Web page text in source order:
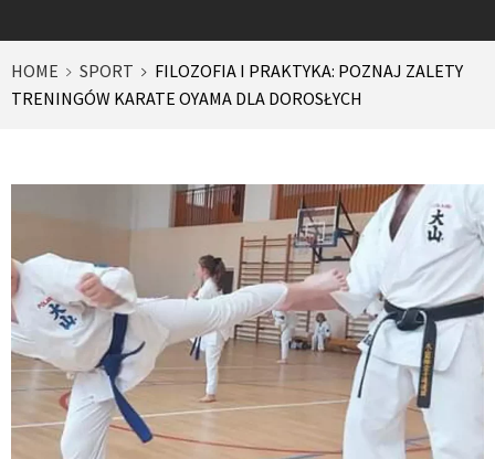
HOME SPORT
FILOZOFIA I PRAKTYKA: POZNAJ ZALETY
TRENINGÓW KARATE OYAMA DLA DOROSŁYCH